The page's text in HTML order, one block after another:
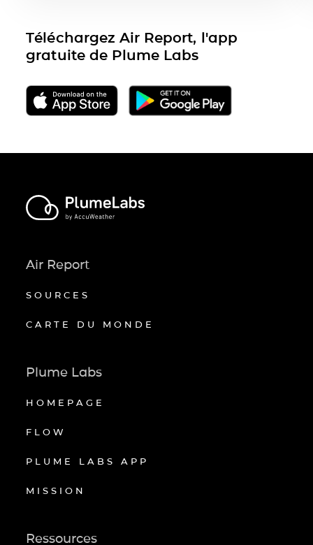
Téléchargez Air Report, l'app
gratuite de Plume Labs
Air Report
SOURCES
CARTE DU MONDE
Plume Labs
HOMEPAGE
FLOW
PLUME LABS APP
MISSION
Ressources